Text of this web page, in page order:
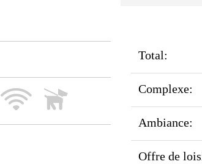
Total:
Complexe:
Ambiance:
Offre de